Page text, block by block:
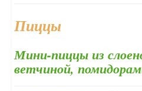
Десерты
Форум
Пиццы
Мини-пиццы из
ветчиной,